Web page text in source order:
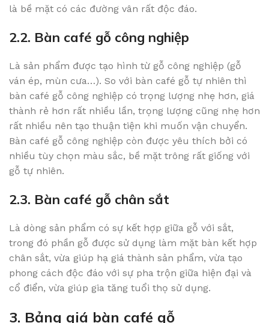
là bề mặt có các đường vân rất độc đáo.
2.2. Bàn café gỗ công nghiệp
Là sản phẩm được tạo hình từ gỗ công nghiệp (gỗ
ván ép, mùn cưa…). So với bàn café gỗ tự nhiên thì
bàn café gỗ công nghiệp có trọng lượng nhẹ hơn, giá
thành rẻ hơn rất nhiều lần, trọng lượng cũng nhẹ hơn
rất nhiều nên tạo thuận tiện khi muốn vận chuyển.
Bàn café gỗ công nghiệp còn được yêu thích bởi có
nhiều tùy chọn màu sắc, bề mặt trông rất giống với
gỗ tự nhiên.
2.3. Bàn café gỗ chân sắt
Là dòng sản phẩm có sự kết hợp giữa gỗ với sắt,
trong đó phần gỗ được sử dụng làm mặt bàn kết hợp
chân sắt, vừa giúp hạ giá thành sản phẩm, vừa tạo
phong cách độc đáo với sự pha trộn giữa hiện đại và
cổ điển, vừa giúp gia tăng tuổi thọ sử dụng.
3. Bảng giá bàn café gỗ